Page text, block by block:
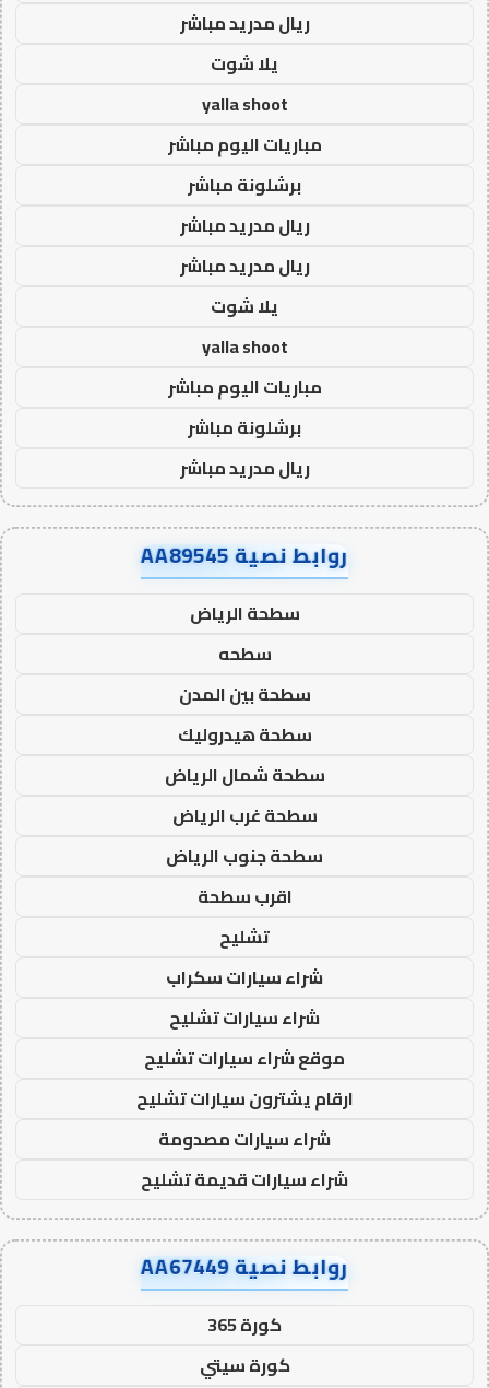
ريال مدريد مباشر
يلا شوت
yalla shoot
مباريات اليوم مباشر
برشلونة مباشر
ريال مدريد مباشر
ريال مدريد مباشر
يلا شوت
yalla shoot
مباريات اليوم مباشر
برشلونة مباشر
ريال مدريد مباشر
روابط نصية AA89545
سطحة الرياض
سطحه
سطحة بين المدن
سطحة هيدروليك
سطحة شمال الرياض
سطحة غرب الرياض
سطحة جنوب الرياض
اقرب سطحة
تشليح
شراء سيارات سكراب
شراء سيارات تشليح
موقع شراء سيارات تشليح
ارقام يشترون سيارات تشليح
شراء سيارات مصدومة
شراء سيارات قديمة تشليح
روابط نصية AA67449
كورة 365
كورة سيتي